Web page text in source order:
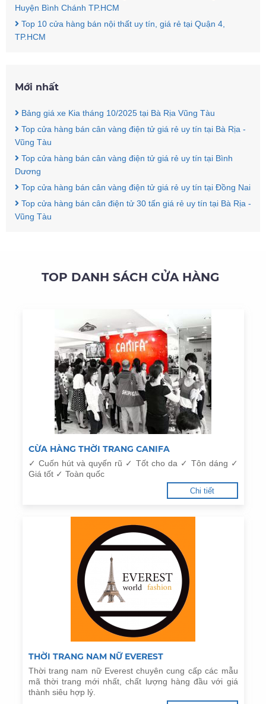
Huyện Bình Chánh TP.HCM
Top 10 cửa hàng bán nội thất uy tín, giá rẻ tại Quận 4,
TP.HCM
Mới nhất
Bảng giá xe Kia tháng 10/2025 tại Bà Rịa Vũng Tàu
Top cửa hàng bán cân vàng điện tử giá rẻ uy tín tại Bà Rịa -
Vũng Tàu
Top cửa hàng bán cân vàng điện tử giá rẻ uy tín tại Bình
Dương
Top cửa hàng bán cân vàng điện tử giá rẻ uy tín tại Đồng Nai
Top cửa hàng bán cân điện tử 30 tấn giá rẻ uy tín tại Bà Rịa -
Vũng Tàu
TOP DANH SÁCH CỬA HÀNG
CỪA HÀNG THỜI TRANG CANIFA
✓ Cuốn hút và quyến rũ ✓ Tốt cho da ✓ Tôn dáng ✓
Giá tốt ✓ Toàn quốc
Chi tiết
THỜI TRANG NAM NỮ EVEREST
Thời trang nam nữ Everest chuyên cung cấp các mẫu
mã thời trang mới nhất, chất lượng hàng đầu với giá
thành siêu hợp lý.